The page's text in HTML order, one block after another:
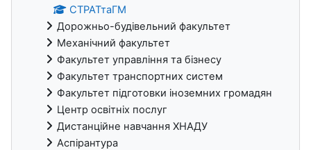
СТРАТтаГМ
Дорожньо-будівельний факультет
Механічний факультет
Факультет управління та бізнесу
Факультет транспортних систем
Факультет підготовки іноземних громадян
Центр освітніх послуг
Дистанційне навчання ХНАДУ
Аспірантура